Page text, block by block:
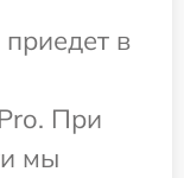
в
При
мы